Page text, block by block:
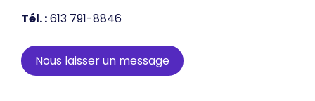
Tél. :613 791-8846
Nous laisser un message